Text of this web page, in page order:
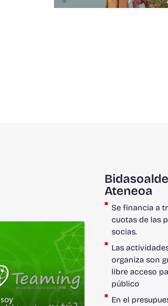
Ateneoa
Se financia a
cuotas de las
socias.
Las
organiza son
libre acceso
público
En el